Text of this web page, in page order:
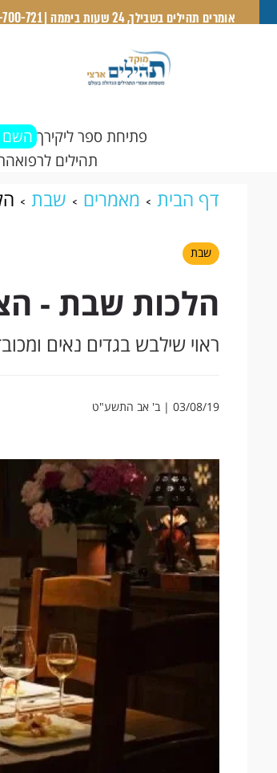
אומרים תהילים בשבילך, 24 שעות ביממה | 1-700-700-721
פתיחת ספר ליקירך השם
תהילים לרפואה
דף הבית מאמרים שבת
שבת
הלכות שבת -
ראוי שילבש בגדים נאים
03/08/19 | ב' אב התשע"ט